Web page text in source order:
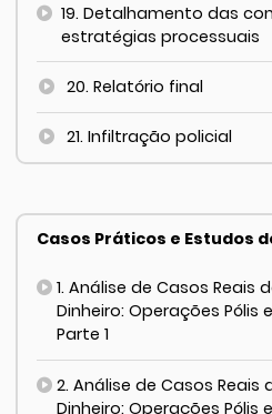
19. Detalhamento das
estratégias processuais
20. Relatório final
21. Infiltração policial
Casos Práticos e Estudos
1. Análise de Casos Reais
Dinheiro: Operações Pólis
Parte 1
2. Análise de Casos Reais
Dinheiro: Operações Pólis